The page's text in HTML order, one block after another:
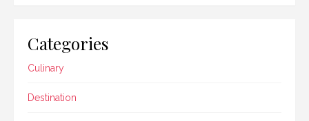
Categories
Culinary
Destination